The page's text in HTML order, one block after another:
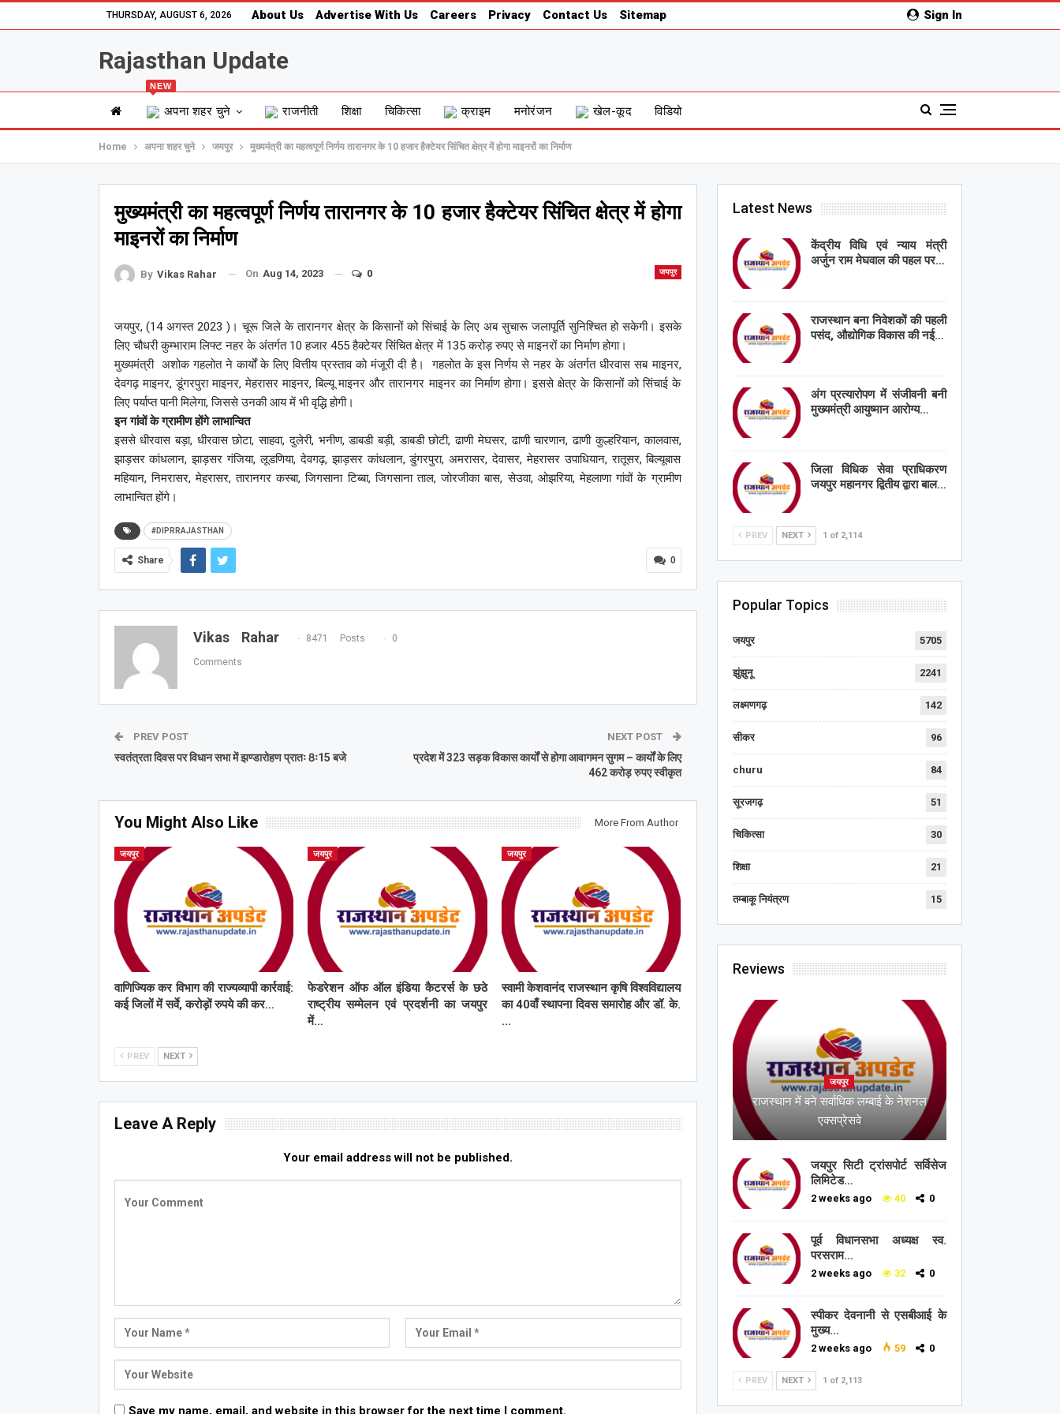
Sign In
THURSDAY, AUGUST 6, 2026 About Us Advertise With Us Careers Privacy Contact Us Sitemap
Rajasthan Update
अपना शहर चुने
NEW
राजनीती शिक्षा चिकित्सा क्राइम मनोरंजन खेल-कूद विडियो
Home अपना शहर चुने जयपुर मुख्यमंत्री का महत्वपूर्ण निर्णय तारानगर के 10 हजार हैक्टेयर सिंचित क्षेत्र में होगा माइनरों का निर्माण
मुख्यमंत्री का महत्वपूर्ण निर्णय तारानगर के 10 हजार हैक्टेयर सिंचित क्षेत्र में होगा
माइनरों का निर्माण
जयपुर
By Vikas Rahar On Aug 14, 2023 0
जयपुर, (14 अगस्त 2023 )। चूरू जिले के तारानगर क्षेत्र के किसानों को सिंचाई के लिए अब सुचारू जलापूर्ति सुनिश्चित हो सकेगी। इसके
लिए चौधरी कुम्भाराम लिफ्ट नहर के अंतर्गत 10 हजार 455 हैक्टेयर सिंचित क्षेत्र में 135 करोड़ रुपए से माइनरों का निर्माण होगा।
मुख्यमंत्री अशोक गहलोत ने कार्यों के लिए वित्तीय प्रस्ताव को मंजूरी दी है। गहलोत के इस निर्णय से नहर के अंतर्गत धीरवास सब माइनर,
देवगढ़ माइनर, डूंगरपुरा माइनर, मेहरासर माइनर, बिल्यू माइनर और तारानगर माइनर का निर्माण होगा। इससे क्षेत्र के किसानों को सिंचाई के
लिए पर्याप्त पानी मिलेगा, जिससे उनकी आय में भी वृद्धि होगी।
इन गांवों के ग्रामीण होंगे लाभान्वित
इससे धीरवास बड़ा, धीरवास छोटा, साहवा, दुलेरी, भनीण, डाबडी बड़ी, डाबडी छोटी, ढाणी मेघसर, ढाणी चारणान, ढाणी कुल्हरियान, कालवास,
झाड़सर कांधलान, झाड़सर गंजिया, लूडणिया, देवगढ़, झाड़सर कांधलान, डुंगरपुरा, अमरासर, देवासर, मेहरासर उपाधियान, रातूसर, बिल्यूबास
महियान, निमरासर, मेहरासर, तारानगर कस्बा, जिगसाना टिब्बा, जिगसाना ताल, जोरजीका बास, सेउवा, ओझरिया, मेहलाणा गांवों के ग्रामीण
लाभान्वित होंगे।
#DIPRRAJASTHAN
0
Share
Vikas Rahar 8471 Posts 0
Comments
PREV POST
स्वतंत्रता दिवस पर विधान सभा में झण्डारोहण प्रातः 8ः15 बजे
NEXT POST
प्रदेश में 323 सड़क विकास कार्यों से होगा आवागमन सुगम – कार्यों के लिए
462 करोड़ रुपए स्वीकृत
You Might Also Like More From Author
जयपुर
वाणिज्यिक कर विभाग की राज्यव्यापी कार्रवाई:
कई जिलों में सर्वे, करोड़ों रुपये की कर…
जयपुर
फेडरेशन ऑफ ऑल इंडिया कैटरर्स के छठे
राष्ट्रीय सम्मेलन एवं प्रदर्शनी का जयपुर
में…
जयपुर
स्वामी केशवानंद राजस्थान कृषि विश्वविद्यालय
का 40वाँ स्थापना दिवस समारोह और डॉ. के.
…
PREV NEXT
Leave A Reply
Your email address will not be published.
Save my name, email, and website in this browser for the next time I comment.
Latest News
केंद्रीय विधि एवं न्याय मंत्री
अर्जुन राम मेघवाल की पहल पर…
राजस्थान बना निवेशकों की पहली
पसंद, औद्योगिक विकास की नई…
अंग प्रत्यारोपण में संजीवनी बनी
मुख्यमंत्री आयुष्मान आरोग्य…
जिला विधिक सेवा प्राधिकरण
जयपुर महानगर द्वितीय द्वारा बाल…
PREV NEXT 1 of 2,114
Popular Topics
जयपुर 5705
झुंझुनू 2241
लक्ष्मणगढ़ 142
सीकर 96
churu 84
सूरजगढ़ 51
चिकित्सा 30
शिक्षा 21
तम्बाकू नियंत्रण 15
Reviews
जयपुर
राजस्थान में बने सर्वाधिक लम्बाई के नेशनल
एक्सप्रेसवे
जयपुर सिटी ट्रांसपोर्ट सर्विसेज
लिमिटेड…
2 weeks ago 40 0
पूर्व विधानसभा अध्यक्ष स्व.
परसराम…
2 weeks ago 32 0
स्पीकर देवनानी से एसबीआई के
मुख्य…
2 weeks ago 59 0
PREV NEXT 1 of 2,113